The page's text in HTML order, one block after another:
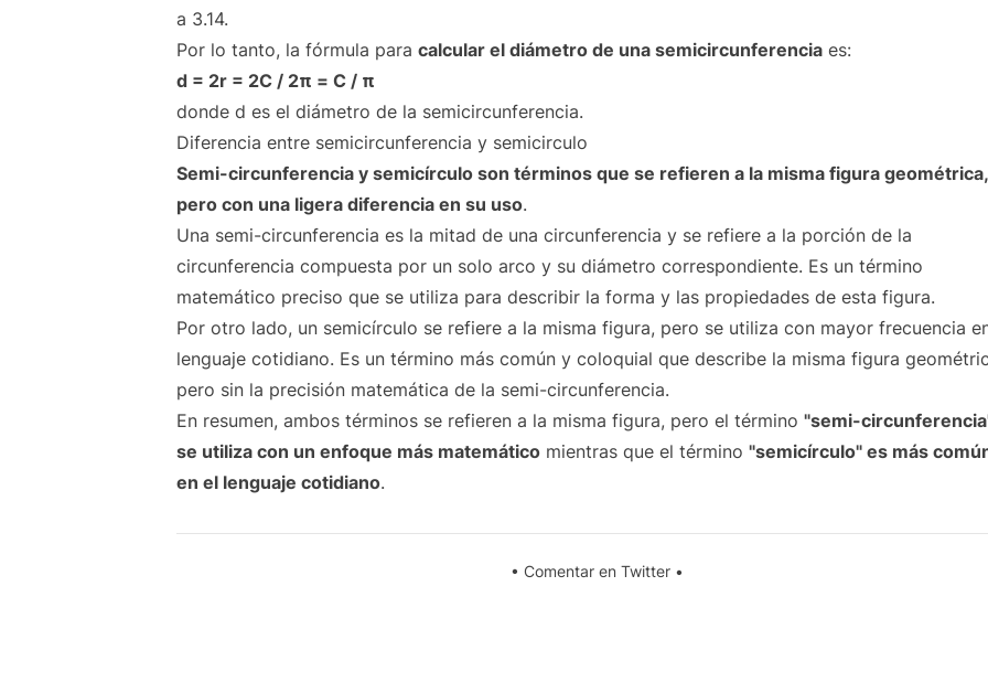
a 3.14.
Por lo tanto, la fórmula para calcular el diámetro de una semicircunferencia es:
d = 2r = 2C / 2π = C / π
donde d es el diámetro de la semicircunferencia.
Diferencia entre semicircunferencia y semicirculo
Semi-circunferencia y semicírculo son términos que se refieren a la misma figura geométrica,
pero con una ligera diferencia en su uso.
Una semi-circunferencia es la mitad de una circunferencia y se refiere a la porción de la
circunferencia compuesta por un solo arco y su diámetro correspondiente. Es un término
matemático preciso que se utiliza para describir la forma y las propiedades de esta figura.
Por otro lado, un semicírculo se refiere a la misma figura, pero se utiliza con mayor frecuencia
lenguaje cotidiano. Es un término más común y coloquial que describe la misma figura
pero sin la precisión matemática de la semi-circunferencia.
En resumen, ambos términos se refieren a la misma figura, pero el término "semi-
se utiliza con un enfoque más matemático mientras que el término "semicírculo" es más
en el lenguaje cotidiano.
• Comentar en Twitter•